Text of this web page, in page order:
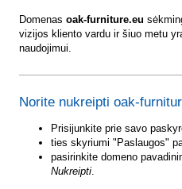
Domenas oak-furniture.eu
vizijos kliento vardu ir šiuo metu
naudojimui.
Norite nukreipti oak-
Prisijunkite prie savo
ties skyriumi "Paslaugos"
pasirinkite domeno
Nukreipti.